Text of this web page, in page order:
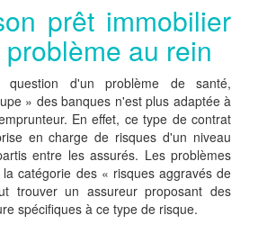
prêt immobilier
au rein
d'un problème de santé,
» des banques n'est plus adaptée à
En effet, ce type de contrat
en charge de risques d'un niveau
entre les assurés. Les problèmes
catégorie des « risques aggravés de
trouver un assureur proposant des
spécifiques à ce type de risque.